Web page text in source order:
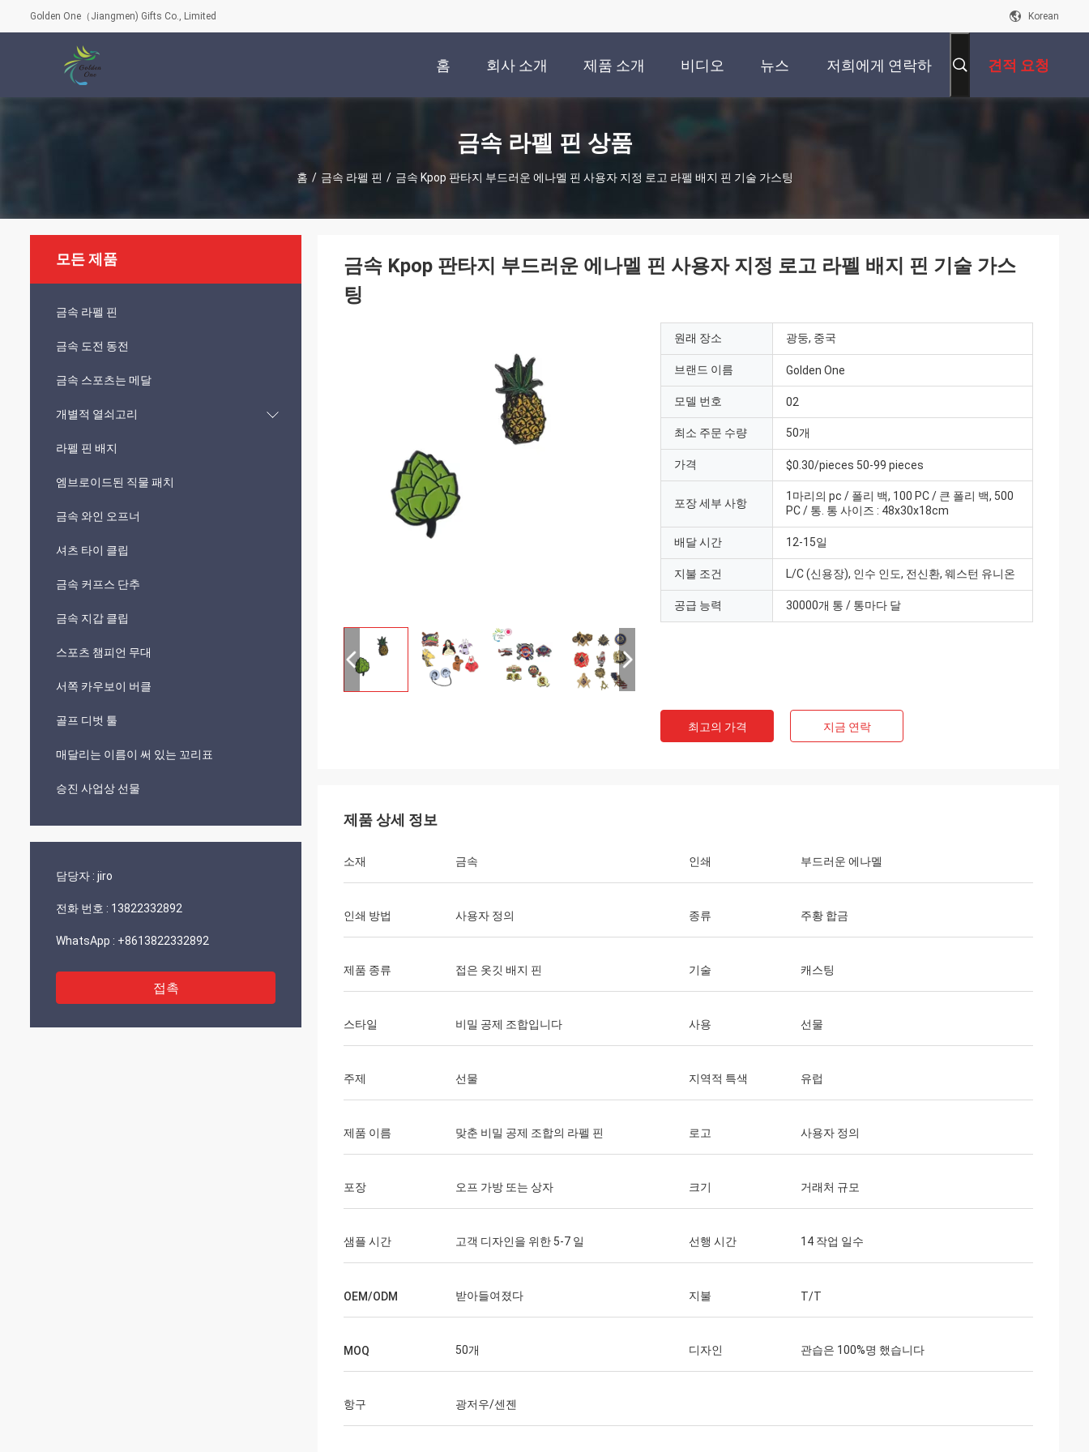
Golden One（Jiangmen) Gifts Co., Limited Korean
홈 회사 소개 제품 소개 비디오 뉴스 저희에게 연락하 견적 요청
금속 라펠 핀 상품
홈 / 금속 라펠 핀 / 금속 Kpop 판타지 부드러운 에나멜 핀 사용자 지정 로고 라펠 배지 핀 기술 가스팅
모든 제품
금속 라펠 핀
금속 도전 동전
금속 스포츠는 메달
개별적 열쇠고리
라펠 핀 배지
엠브로이드된 직물 패치
금속 와인 오프너
셔츠 타이 클립
금속 커프스 단추
금속 지갑 클립
스포츠 챔피언 무대
서쪽 카우보이 버클
골프 디벗 툴
매달리는 이름이 써 있는 꼬리표
승진 사업상 선물
담당자 : jiro
전화 번호 : 13822332892
WhatsApp : +8613822332892
접촉
금속 Kpop 판타지 부드러운 에나멜 핀 사용자 지정 로고 라펠 배지 핀 기술 가스
팅
원래 장소 광둥, 중국
브랜드 이름 Golden One
모델 번호 02
최소 주문 수량 50개
가격 $0.30/pieces 50-99 pieces
포장 세부 사항
1마리의 pc / 폴리 백, 100 PC / 큰 폴리 백, 500
PC / 통. 통 사이즈 : 48x30x18cm
배달 시간 12-15일
지불 조건 L/C (신용장), 인수 인도, 전신환, 웨스턴 유니온
공급 능력 30000개 통 / 통마다 달
최고의 가격 지금 연락
제품 상세 정보
소재 금속 인쇄 부드러운 에나멜
인쇄 방법 사용자 정의 종류 주황 합금
제품 종류 접은 옷깃 배지 핀 기술 캐스팅
스타일 비밀 공제 조합입니다 사용 선물
주제 선물 지역적 특색 유럽
제품 이름 맞춘 비밀 공제 조합의 라펠 핀 로고 사용자 정의
포장 오프 가방 또는 상자 크기 거래처 규모
샘플 시간 고객 디자인을 위한 5-7 일 선행 시간 14 작업 일수
OEM/ODM 받아들여졌다 지불 T/T
MOQ 50개 디자인 관습은 100%명 했습니다
항구 광저우/센젠